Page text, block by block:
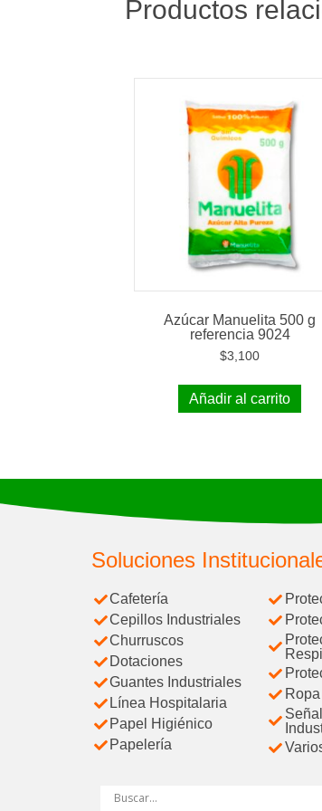
Productos
Azúcar Manuelita 500 g
referencia 9024
$3,100
Añadir al carrito
Soluciones
Cafetería
Cepillos Industriales
Churruscos
Dotaciones
Guantes Industriales
Línea Hospitalaria
Papel Higiénico
Papelería